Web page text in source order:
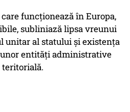
funcţionează în Europa,
subliniază lipsa vreunui
unitar al statului şi existenţa
entităţi administrative